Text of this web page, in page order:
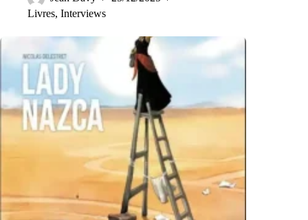
Livres, Interviews